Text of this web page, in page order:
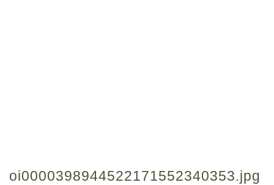
oi0000398944522171552340353.jpg